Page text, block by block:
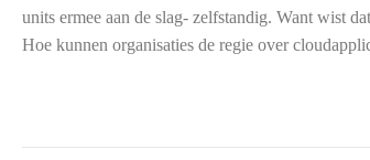
units ermee aan de slag- zelfstandig. Want wist
Hoe kunnen organisaties de regie over